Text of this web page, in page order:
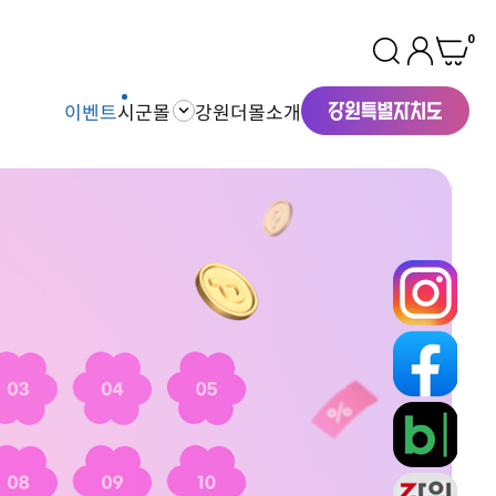
0
이벤트시군몰 강원더몰소개